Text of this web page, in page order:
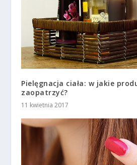
Pielęgnacja ciała: w jakie
zaopatrzyć?
11 kwietnia 2017